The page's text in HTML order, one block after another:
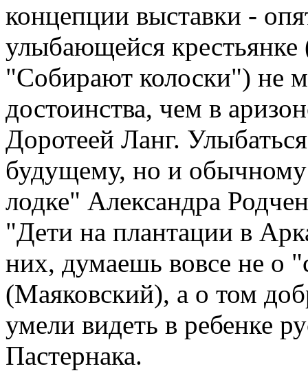
концепции выставки -
улыбающейся
"Собирают колоски") не
достоинства, чем в
Доротеей Ланг.
будущему, но и
лодке" Александра
"Дети на плантации в
них, думаешь вовсе не о
(Маяковский), а о том
умели видеть в ребенке
Пастернака.